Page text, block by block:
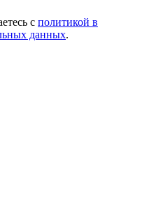
с политикой в
данных.